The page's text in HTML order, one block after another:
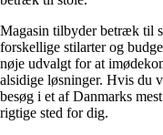
Magasin tilbyder betræk til
forskellige stilarter og
nøje udvalgt for at
alsidige løsninger. Hvis du
besøg i et af Danmarks
rigtige sted for dig.